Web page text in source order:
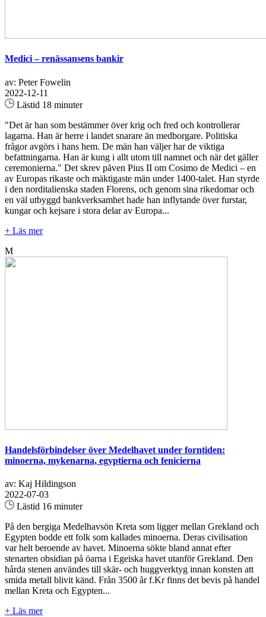
Medici – renässansens bankir
av: Peter Fowelin
2022-12-11
Lästid 18 minuter
"Det är han som bestämmer över krig och fred och kontrollerar
lagarna. Han är herre i landet snarare än medborgare. Politiska
frågor avgörs i hans hem. De män han väljer har de viktiga
befattningarna. Han är kung i allt utom till namnet och när det gäller
ceremonierna." Det skrev påven Pius II om Cosimo de Medici – en
av Europas rikaste och mäktigaste män under 1400-talet. Han styrde
i den norditalienska staden Florens, och genom sina rikedomar och
en väl utbyggd bankverksamhet hade han inflytande över furstar,
kungar och kejsare i stora delar av Europa...
+ Läs mer
M
Handelsförbindelser över Medelhavet under forntiden:
minoerna, mykenarna, egyptierna och fenicierna
av: Kaj Hildingson
2022-07-03
Lästid 16 minuter
På den bergiga Medelhavsön Kreta som ligger mellan Grekland och
Egypten bodde ett folk som kallades minoerna. Deras civilisation
var helt beroende av havet. Minoerna sökte bland annat efter
stenarten obsidian på öarna i Egeiska havet utanför Grekland. Den
hårda stenen användes till skär- och huggverktyg innan konsten att
smida metall blivit känd. Från 3500 år f.Kr finns det bevis på handel
mellan Kreta och Egypten...
+ Läs mer